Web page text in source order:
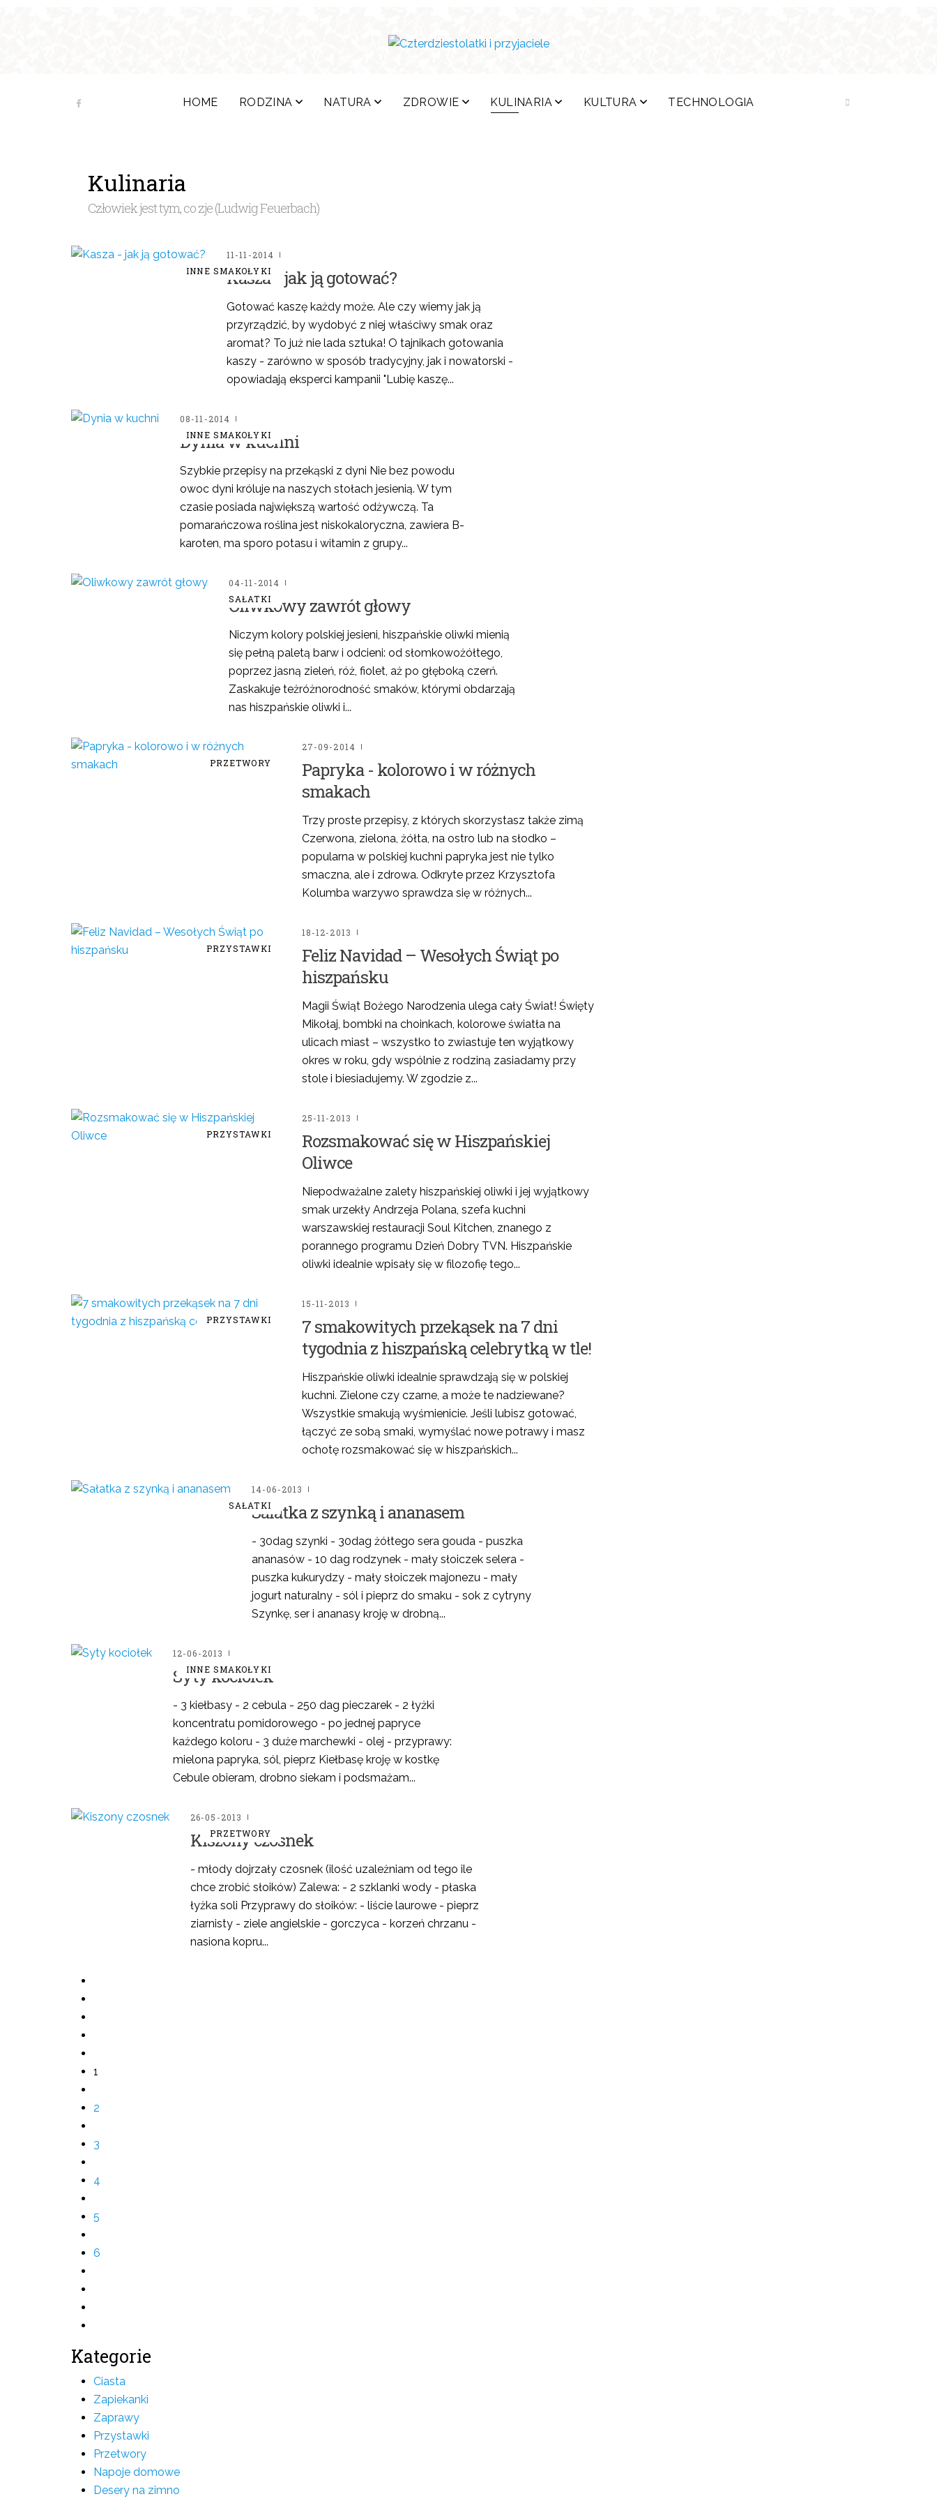
HOME RODZINA NATURA ZDROWIE KULINARIA KULTURA TECHNOLOGIA
Kulinaria
Człowiek jest tym, co zje (Ludwig Feuerbach)
INNE SMAKOŁYKI
11-11-2014
Kasza - jak ją gotować?
Gotować kaszę każdy może. Ale czy wiemy jak ją
przyrządzić, by wydobyć z niej właściwy smak oraz
aromat? To już nie lada sztuka! O tajnikach gotowania
kaszy - zarówno w sposób tradycyjny, jak i nowatorski -
opowiadają eksperci kampanii "Lubię kaszę...
INNE SMAKOŁYKI
08-11-2014
Dynia w kuchni
Szybkie przepisy na przekąski z dyni Nie bez powodu
owoc dyni króluje na naszych stołach jesienią. W tym
czasie posiada największą wartość odżywczą. Ta
pomarańczowa roślina jest niskokaloryczna, zawiera B-
karoten, ma sporo potasu i witamin z grupy...
SAŁATKI
04-11-2014
Oliwkowy zawrót głowy
Niczym kolory polskiej jesieni, hiszpańskie oliwki mienią
się pełną paletą barw i odcieni: od słomkowożółtego,
poprzez jasną zieleń, róż, fiolet, aż po głęboką czerń.
Zaskakuje teżróżnorodność smaków, którymi obdarzają
nas hiszpańskie oliwki i...
PRZETWORY
27-09-2014
Papryka - kolorowo i w różnych
smakach
Trzy proste przepisy, z których skorzystasz także zimą
Czerwona, zielona, żółta, na ostro lub na słodko –
popularna w polskiej kuchni papryka jest nie tylko
smaczna, ale i zdrowa. Odkryte przez Krzysztofa
Kolumba warzywo sprawdza się w różnych...
PRZYSTAWKI
18-12-2013
Feliz Navidad – Wesołych Świąt po
hiszpańsku
Magii Świąt Bożego Narodzenia ulega cały Świat! Święty
Mikołaj, bombki na choinkach, kolorowe światła na
ulicach miast – wszystko to zwiastuje ten wyjątkowy
okres w roku, gdy wspólnie z rodziną zasiadamy przy
stole i biesiadujemy. W zgodzie z...
PRZYSTAWKI
25-11-2013
Rozsmakować się w Hiszpańskiej
Oliwce
Niepodważalne zalety hiszpańskiej oliwki i jej wyjątkowy
smak urzekły Andrzeja Polana, szefa kuchni
warszawskiej restauracji Soul Kitchen, znanego z
porannego programu Dzień Dobry TVN. Hiszpańskie
oliwki idealnie wpisały się w filozofię tego...
PRZYSTAWKI
15-11-2013
7 smakowitych przekąsek na 7 dni
tygodnia z hiszpańską celebrytką w tle!
Hiszpańskie oliwki idealnie sprawdzają się w polskiej
kuchni. Zielone czy czarne, a może te nadziewane?
Wszystkie smakują wyśmienicie. Jeśli lubisz gotować,
łączyć ze sobą smaki, wymyślać nowe potrawy i masz
ochotę rozsmakować się w hiszpańskich...
SAŁATKI
14-06-2013
Sałatka z szynką i ananasem
- 30dag szynki - 30dag żółtego sera gouda - puszka
ananasów - 10 dag rodzynek - mały słoiczek selera -
puszka kukurydzy - mały słoiczek majonezu - mały
jogurt naturalny - sól i pieprz do smaku - sok z cytryny
Szynkę, ser i ananasy kroję w drobną...
INNE SMAKOŁYKI
12-06-2013
Syty kociołek
- 3 kiełbasy - 2 cebula - 250 dag pieczarek - 2 łyżki
koncentratu pomidorowego - po jednej papryce
każdego koloru - 3 duże marchewki - olej - przyprawy:
mielona papryka, sól, pieprz Kiełbasę kroję w kostkę
Cebule obieram, drobno siekam i podsmażam...
PRZETWORY
26-05-2013
Kiszony czosnek
- młody dojrzały czosnek (ilość uzależniam od tego ile
chce zrobić słoików) Zalewa: - 2 szklanki wody - płaska
łyżka soli Przyprawy do słoików: - liście laurowe - pieprz
ziarnisty - ziele angielskie - gorczyca - korzeń chrzanu -
nasiona kopru...
1
2
3
4
5
6
Kategorie
Ciasta
Zapiekanki
Zaprawy
Przystawki
Przetwory
Napoje domowe
Desery na zimno